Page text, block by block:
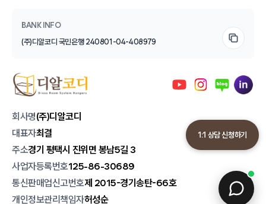
1:1 상담 신청하기
BANK INFO
(주)디알코디 국민은행 240801-04-408979
회사명(주)디알코디
대표자최결
주소경기 평택시 진위면 봉남5길 3
사업자등록번호125-86-30689
통신판매업신고번호제 2015-경기송탄-66호
개인정보관리책임자허성순